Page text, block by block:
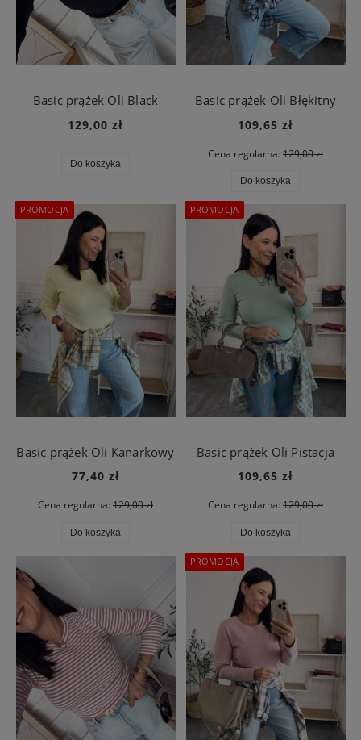
Basic prążek Oli Black
129,00 zł
Do koszyka
Basic prążek Oli Błękitny
109,65 zł
Cena regularna: 129,00 zł
Do koszyka
Basic prążek Oli Kanarkowy
77,40 zł
Cena regularna: 129,00 zł
Do koszyka
PROMOCJA
Basic prążek Oli Pistacja
109,65 zł
Cena regularna: 129,00 zł
Do koszyka
PROMOCJA
PROMOCJA